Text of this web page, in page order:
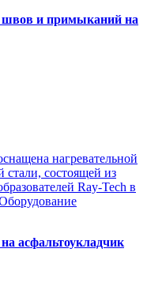
швов и примыканий на
нагревательной
состоящей из
Ray-Tech в
асфальтоукладчик